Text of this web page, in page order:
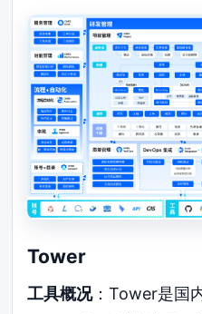
Tower
工具概况：Tower是国